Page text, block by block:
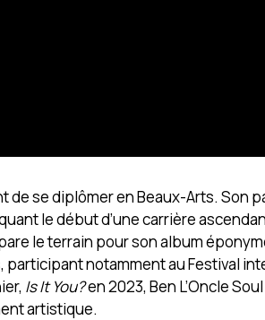
de se diplômer en Beaux-Arts. Son
le début d’une carrière
le terrain pour son album
participant notamment au Festival
Is It You?en 2023, Ben L’Oncle
artistique.